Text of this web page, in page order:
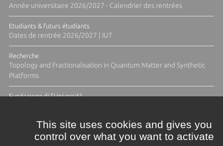
Année universitaire 2026/2027 - Calendrier des rentrées
Etudiants & futurs étudiants
Dates de rentrée 2026/2027 | IUT
Recherche
Topology and Fractionalisation in Quantum Matter and Synthetic
Platforms
Fundazione di l'Università
This site uses cookies and gives you
control over what you want to activate